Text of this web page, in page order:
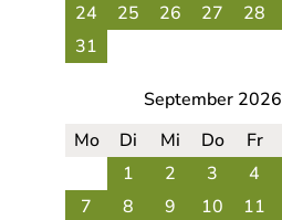
24
25 26 27 28
31
September 2026
Mo
Di Mi Do Fr
1
2 3 4
7
8 9 10 11